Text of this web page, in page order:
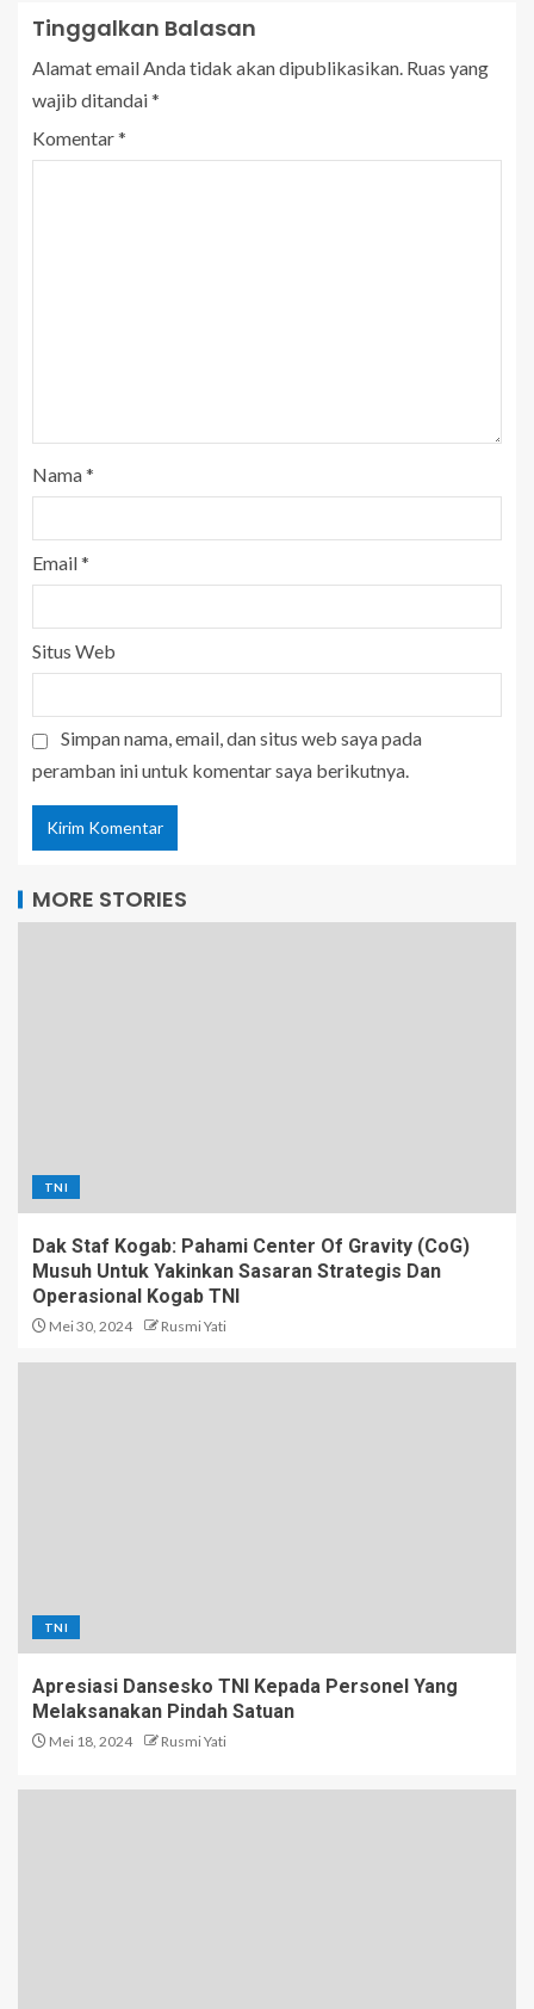
Tinggalkan Balasan
Alamat email Anda tidak akan dipublikasikan. Ruas yang
wajib ditandai*
Komentar*
Nama*
Email*
Situs Web
Simpan nama, email, dan situs web saya pada
peramban ini untuk komentar saya berikutnya.
MORE STORIES
TNI
Dak Staf Kogab: Pahami Center Of Gravity (CoG)
Musuh Untuk Yakinkan Sasaran Strategis Dan
Operasional Kogab TNI
Mei 30, 2024 Rusmi Yati
TNI
Apresiasi Dansesko TNI Kepada Personel Yang
Melaksanakan Pindah Satuan
Mei 18, 2024 Rusmi Yati